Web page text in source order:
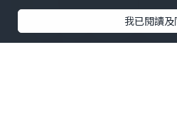
我已閱讀及